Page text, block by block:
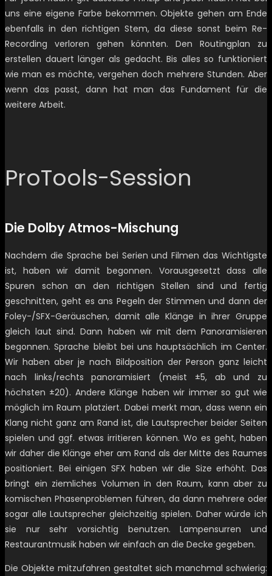
uns eine eigene Farbe bekommen. Objekte gehen am Ende
ebenfalls in den richtigen Stem, da diese sonst beim Re-
Recording verloren gehen könnten. Den Routingplan zu
erstellen dauert länger als gedacht. Bis alles so funktioniert
wie man es möchte, vergehen doch mehrere Stunden. Aber
wenn das passt, dann hat man das Fundament für die
weitere Arbeit.
ProTools-Session
Die Dolby Atmos-Mischung
Nachdem die Sprache bei Serien und Filmen das Wichtigste
ist, haben wir damit begonnen. Vorausgesetzt dass alle
Spuren schon an den richtigen Stellen sind und fertig
geschnitten, geht es ans Pegeln der Stimmen und dann der
Foley-/SFX-Geräuschen, damit alle Klänge in ihrer Gruppe
gleich laut sind. Dann haben wir mit dem Panoramisieren
begonnen. Sprache bleibt bei uns hauptsächlich im Center.
Wir haben aber je nach Bildposition der Person ganz leicht
nach links/rechts panoramisiert (meist ±5, ab und zu
höchsten ±20). Andere Klänge haben wir immer so gut wie
möglich im Raum platziert. Dabei merkt man, dass wenn ein
Klang nicht ganz am Rand ist, die Lautsprecher beider Seiten
spielen und ggf. etwas irritieren können. Wo es geht, haben
wir daher die Klänge eher am Rand als der Mitte des Raumes
positioniert. Bei einigen SFX haben wir die Size erhöht. Das
bringt ein ziemliches Volumen in den Raum, kann aber zu
komischen Phasenproblemen führen, da dann mehrere oder
sogar alle Lautsprecher gleichzeitig spielen. Daher würde ich
sie nur sehr vorsichtig benutzen. Lampensurren und
Restaurantmusik haben wir einfach an die Decke gegeben.
Die Objekte mitzufahren gestaltet sich manchmal schwierig: